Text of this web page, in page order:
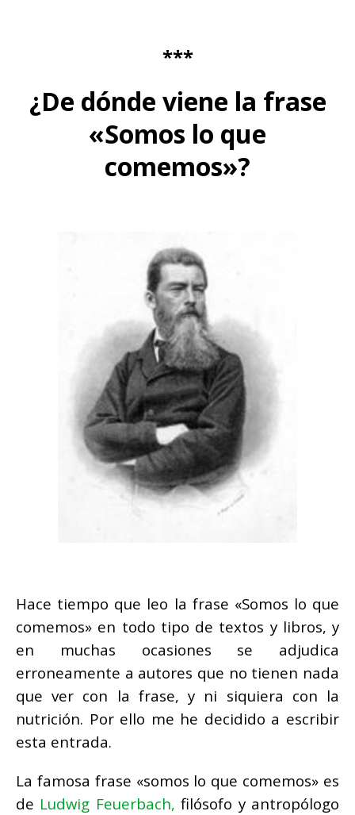
***
¿De dónde viene la frase
«Somos lo que
comemos»?
Hace tiempo que leo la frase «Somos lo que
comemos» en todo tipo de textos y libros, y
en muchas ocasiones se adjudica
erroneamente a autores que no tienen nada
que ver con la frase, y ni siquiera con la
nutrición. Por ello me he decidido a escribir
esta entrada.
La famosa frase «somos lo que comemos» es
de Ludwig Feuerbach, filósofo y antropólogo